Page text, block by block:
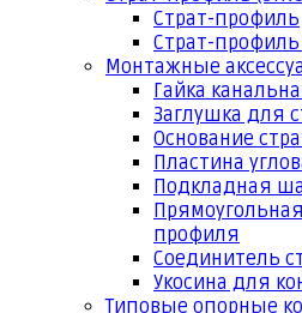
Страт-профиль
Страт-
Монтажные
Гайка
Заглушка для
Основание
Пластина
Подкладная
профиля
Соединитель
Укосина для
Типовые опорные